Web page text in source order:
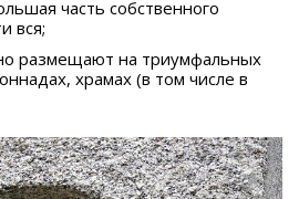
часть собственного
вся;
размещают на триумфальных
храмах (в том числе в